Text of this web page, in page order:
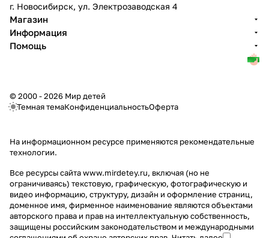
г. Новосибирск, ул. Электрозаводская 4
Магазин
Информация
Помощь
© 2000 - 2026 Мир детей
Темная темаКонфиденциальностьОферта
На информационном ресурсе применяются рекомендательные
технологии.
Все ресурсы сайта www.mirdetey.ru, включая (но не
ограничиваясь) текстовую, графическую, фотографическую и
видео информацию, структуру, дизайн и оформление страниц,
доменное имя, фирменное наименование являются объектами
авторского права и прав на интеллектуальную собственность,
защищены российским законодательством и международными